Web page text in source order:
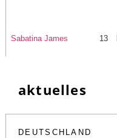
Sabatina James 13
aktuelles
DEUTSCHLAND